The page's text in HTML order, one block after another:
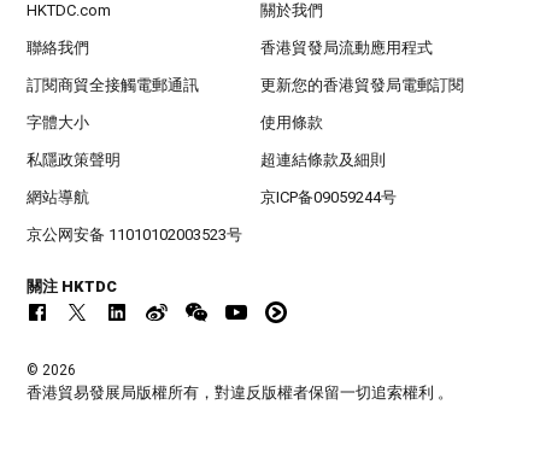
HKTDC.com 關於我們
聯絡我們 香港貿發局流動應用程式
訂閱商貿全接觸電郵通訊 更新您的香港貿發局電郵訂閱
字體大小 使用條款
私隱政策聲明 超連結條款及細則
網站導航 京ICP备09059244号
京公网安备 11010102003523号
關注 HKTDC
© 2026
香港貿易發展局版權所有，對違反版權者保留一切追索權利 。